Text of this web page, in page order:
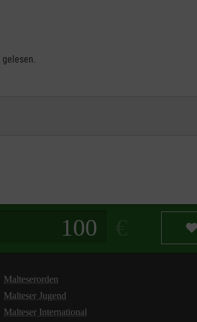
gelesen.
Malteserorden
Malteser Jugend
Malteser International